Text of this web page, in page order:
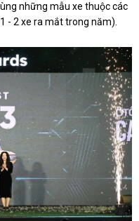
những mẫu xe thuộc các
- 2 xe ra mắt trong năm).